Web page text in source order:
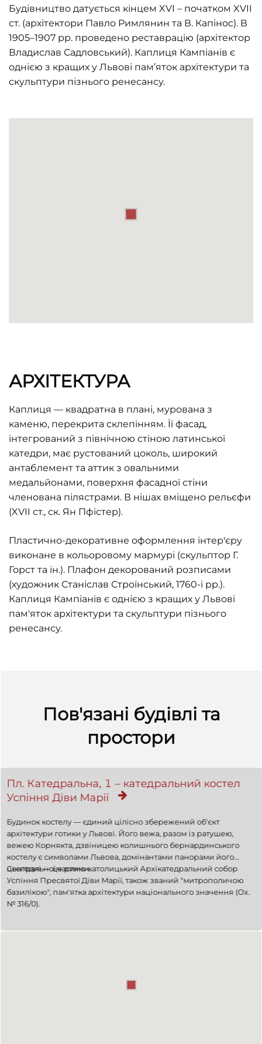
Будівництво датується кінцем XVI – початком XVII
ст. (архітектори Павло Римлянин та В. Капінос). В
1905–1907 рр. проведено реставрацію (архітектор
Владислав Садловський). Каплиця Кампіанів є
однією з кращих у Львові пам’яток архітектури та
скульптури пізнього ренесансу.
АРХІТЕКТУРА
Каплиця — квадратна в плані, мурована з
каменю, перекрита склепінням. Її фасад,
інтегрований з північною стіною латинської
катедри, має рустований цоколь, широкий
антаблемент та аттик з овальними
медальйонами, поверхня фасадної стіни
членована пілястрами. В нішах вміщено рельєфи
(XVII ст., ск. Ян Пфістер).
Пластично-декоративне оформлення інтер'єру
виконане в кольоровому мармурі (скульптор Г.
Горст та ін.). Плафон декорований розписами
(художник Станіслав Строїнський, 1760-і рр.).
Каплиця Кампіанів є однією з кращих у Львові
пам'яток архітектури та скульптури пізнього
ренесансу.
Пов'язані будівлі та
простори
Пл. Катедральна, 1 – катедральний костел
Успіння Діви Марії
Будинок костелу — єдиний цілісно збережений об'єкт
архітектури готики у Львові. Його вежа, разом із ратушею,
вежею Корнякта, дзвіницею колишнього бернардинського
костелу є символами Львова, домінантами панорами його
центральної частини.
Сьогодні — це римо-католицький Архікатедральний собор
Успіння Пресвятої Діви Марії, також званий "митрополичою
базилікою", пам'ятка архітектури національного значення (Ох.
№ 316/0).